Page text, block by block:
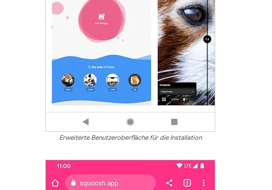
Erweiterte Benutzeroberfläche für die Installation